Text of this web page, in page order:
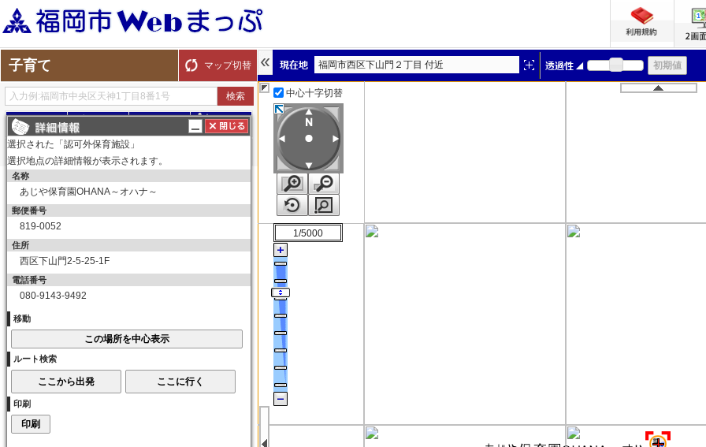
子育て マップ切替
探す ルート
子育て
保育所（園）
保育所（園）
幼稚園
子育て交流サロン
子育て（その他）
赤ちゃんの駅
福岡市西区下山門２丁目 付近
中心十字切替
1/5000
選択された「認可外保育施設」
選択地点の詳細情報が表示されます。
名称
あじや保育園OHANA～オハナ～
郵便番号
819-0052
住所
西区下山門2-5-25-1F
電話番号
080-9143-9492
移動
ルート検索
印刷